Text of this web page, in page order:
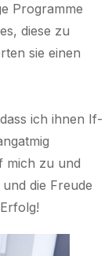
Programme
diese zu
sie einen
ich ihnen If-
mich zu und
die Freude